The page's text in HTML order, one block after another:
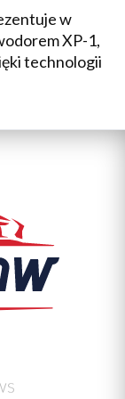
w
XP-1,
technologii